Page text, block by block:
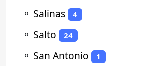
⚬ Salinas 4
⚬ Salto 24
⚬ San Antonio 1